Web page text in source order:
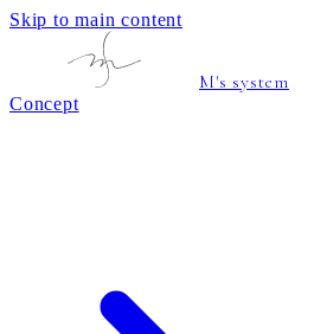
Skip to main content
M's system
Concept